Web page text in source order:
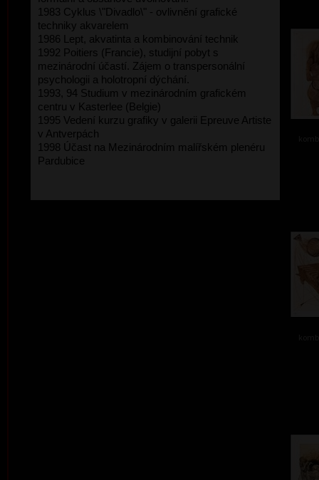
1983 Cyklus \"Divadlo\" - ovlivnění grafické
techniky akvarelem
1986 Lept, akvatinta a kombinování technik
1992 Poitiers (Francie), studijní pobyt s
mezinárodní účastí. Zájem o transpersonální
psychologii a holotropní dýchání.
1993, 94 Studium v mezinárodním grafickém
centru v Kasterlee (Belgie)
1995 Vedení kurzu grafiky v galerii Epreuve Artiste
v Antverpách
1998 Účast na Mezinárodním malířském plenéru
Pardubice